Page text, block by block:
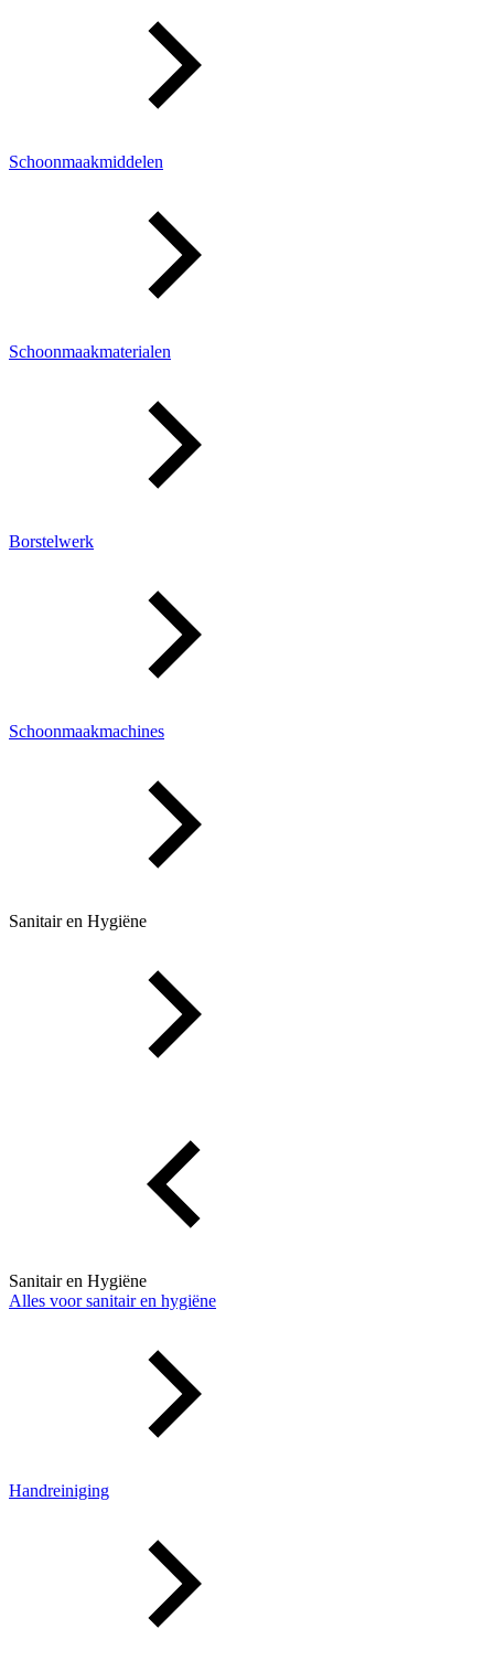
Schoonmaakmiddelen
Schoonmaakmaterialen
Borstelwerk
Schoonmaakmachines
Sanitair en Hygiëne
Sanitair en Hygiëne
Alles voor sanitair en hygiëne
Handreiniging